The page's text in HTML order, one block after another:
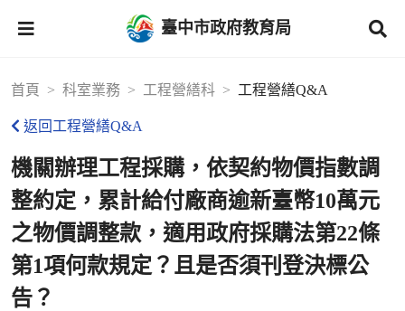
臺中市政府教育局
首頁 科室業務 工程營繕科 工程營繕Q&A
返回工程營繕Q&A
機關辦理工程採購，依契約物價指數調
整約定，累計給付廠商逾新臺幣10萬元
之物價調整款，適用政府採購法第22條
第1項何款規定？且是否須刊登決標公
告？